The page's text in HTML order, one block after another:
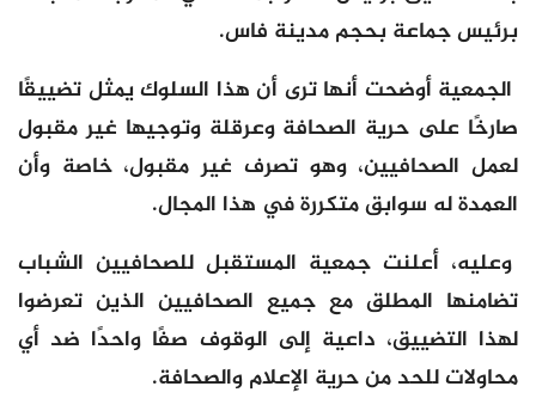
برئيس جماعة بحجم مدينة فاس.
الجمعية أوضحت أنها ترى أن هذا السلوك يمثل تضييقًا
صارخًا على حرية الصحافة وعرقلة وتوجيها غير مقبول
لعمل الصحافيين، وهو تصرف غير مقبول، خاصة وأن
العمدة له سوابق متكررة في هذا المجال.
وعليه، أعلنت جمعية المستقبل للصحافيين الشباب
تضامنها المطلق مع جميع الصحافيين الذين تعرضوا
لهذا التضييق، داعية إلى الوقوف صفًا واحدًا ضد أي
محاولات للحد من حرية الإعلام والصحافة.